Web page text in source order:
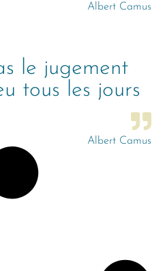
Albert Camus
le jugement
tous les jours
Albert Camus